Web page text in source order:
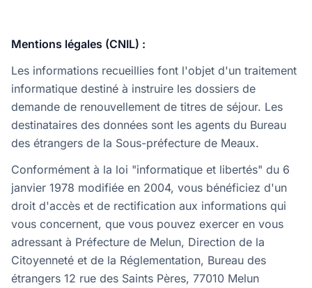
Mentions légales (CNIL) :
Les informations recueillies font l'objet d'un traitement
informatique destiné à instruire les dossiers de
demande de renouvellement de titres de séjour. Les
destinataires des données sont les agents du Bureau
des étrangers de la Sous-préfecture de Meaux.
Conformément à la loi "informatique et libertés" du 6
janvier 1978 modifiée en 2004, vous bénéficiez d'un
droit d'accès et de rectification aux informations qui
vous concernent, que vous pouvez exercer en vous
adressant à Préfecture de Melun, Direction de la
Citoyenneté et de la Réglementation, Bureau des
étrangers 12 rue des Saints Pères, 77010 Melun